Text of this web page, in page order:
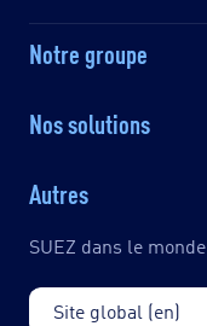
Notre groupe
Nos solutions
Autres
SUEZ dans le monde